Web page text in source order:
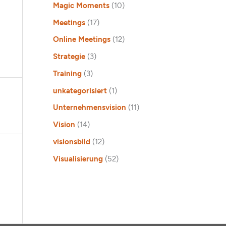
Magic Moments(10)
Meetings(17)
Online Meetings(12)
Strategie(3)
Training(3)
unkategorisiert(1)
Unternehmensvision (11)
Vision (14)
visionsbild (12)
Visualisierung(52)